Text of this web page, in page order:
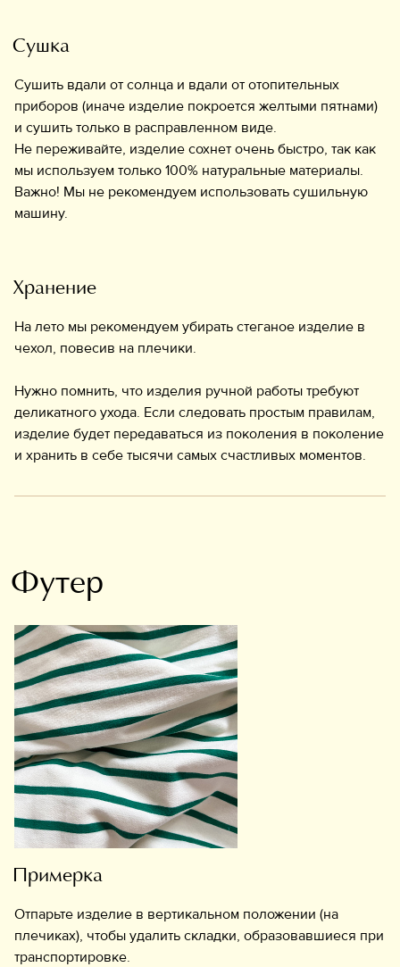
Сушка
Сушить вдали от солнца и вдали от отопительных
приборов (иначе изделие покроется желтыми пятнами)
и сушить только в расправленном виде.
Не переживайте, изделие сохнет очень быстро, так как
мы используем только 100% натуральные материалы.
Важно! Мы не рекомендуем использовать сушильную
машину.
Хранение
На лето мы рекомендуем убирать стеганое изделие в
чехол, повесив на плечики.
Нужно помнить, что изделия ручной работы требуют
деликатного ухода. Если следовать простым правилам,
изделие будет передаваться из поколения в поколение
и хранить в себе тысячи самых счастливых моментов.
Футер
Примерка
Отпарьте изделие в вертикальном положении (на
плечиках), чтобы удалить складки, образовавшиеся при
транспортировке.